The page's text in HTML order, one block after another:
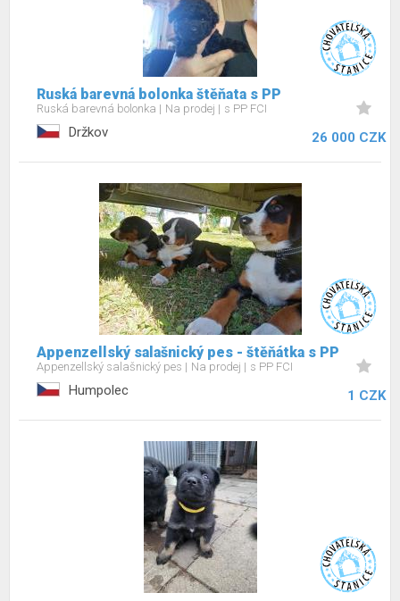
Ruská barevná bolonka štěňata s PP
Ruská barevná bolonka Na prodej s PP FCI
Držkov 26 000 CZK
Appenzellský salašnický pes - štěňátka s PP
Appenzellský salašnický pes Na prodej s PP FCI
Humpolec 1 CZK